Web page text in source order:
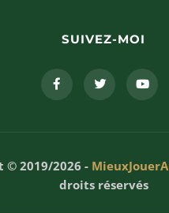
SUIVEZ-MOI
© 2019/2026 -
droits réservés